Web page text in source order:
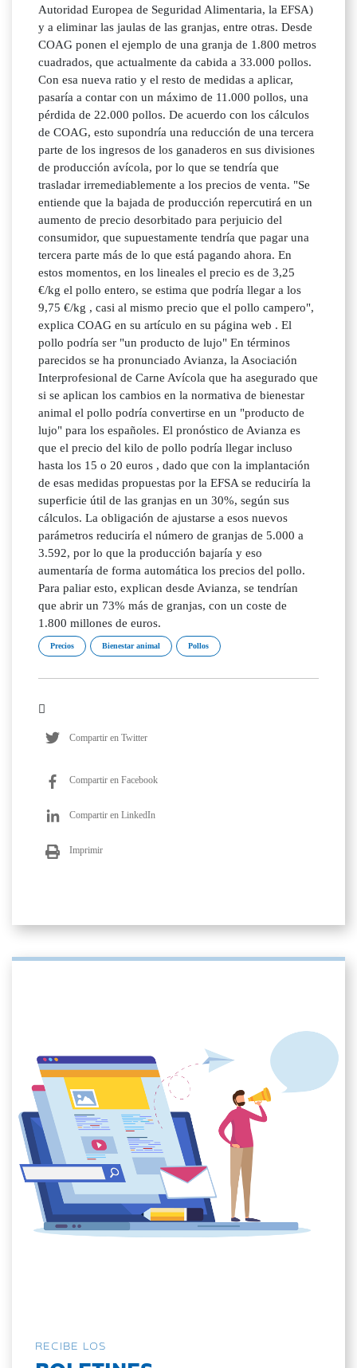
Autoridad Europea de Seguridad Alimentaria, la EFSA)
y a eliminar las jaulas de las granjas, entre otras. Desde
COAG ponen el ejemplo de una granja de 1.800 metros
cuadrados, que actualmente da cabida a 33.000 pollos.
Con esa nueva ratio y el resto de medidas a aplicar,
pasaría a contar con un máximo de 11.000 pollos, una
pérdida de 22.000 pollos. De acuerdo con los cálculos
de COAG, esto supondría una reducción de una tercera
parte de los ingresos de los ganaderos en sus divisiones
de producción avícola, por lo que se tendría que
trasladar irremediablemente a los precios de venta. "Se
entiende que la bajada de producción repercutirá en un
aumento de precio desorbitado para perjuicio del
consumidor, que supuestamente tendría que pagar una
tercera parte más de lo que está pagando ahora. En
estos momentos, en los lineales el precio es de 3,25
€/kg el pollo entero, se estima que podría llegar a los
9,75 €/kg , casi al mismo precio que el pollo campero",
explica COAG en su artículo en su página web . El
pollo podría ser "un producto de lujo" En términos
parecidos se ha pronunciado Avianza, la Asociación
Interprofesional de Carne Avícola que ha asegurado que
si se aplican los cambios en la normativa de bienestar
animal el pollo podría convertirse en un "producto de
lujo" para los españoles. El pronóstico de Avianza es
que el precio del kilo de pollo podría llegar incluso
hasta los 15 o 20 euros , dado que con la implantación
de esas medidas propuestas por la EFSA se reduciría la
superficie útil de las granjas en un 30%, según sus
cálculos. La obligación de ajustarse a esos nuevos
parámetros reduciría el número de granjas de 5.000 a
3.592, por lo que la producción bajaría y eso
aumentaría de forma automática los precios del pollo.
Para paliar esto, explican desde Avianza, se tendrían
que abrir un 73% más de granjas, con un coste de
1.800 millones de euros.
Precios Bienestar animal Pollos
Compartir en Twitter
Compartir en Facebook
Compartir en LinkedIn
Imprimir
RECIBE LOS